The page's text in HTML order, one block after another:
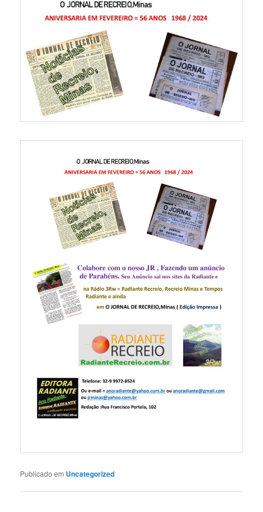
Publicado em Uncategorized